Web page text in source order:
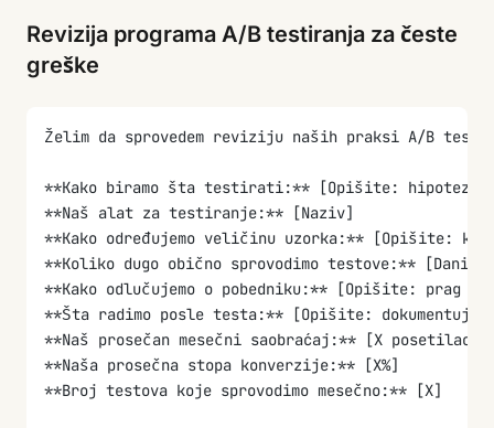
- Povratni korisnici: Kontrola [X%], Varijanta [X%]
Pripremi izveštaj sa sledećim odeljcima:
3. **Analiza po segmentima** (da li se svi
5. **Preporuka** (primeniti, iterirati ili odbaciti
6. **Predlog sledećeg testa** (šta testirati dalje
Revizija programa A/B testiranja za česte
greške
Želim da sprovedem reviziju naših praksi A/B
**Kako biramo šta testirati:** [Opišite: hipoteze
**Naš alat za testiranje:** [Naziv]
**Kako određujemo veličinu uzorka:** [Opišite:
**Koliko dugo obično sprovodimo testove:** [Dani/
**Kako odlučujemo o pobedniku:** [Opišite: prag
**Šta radimo posle testa:** [Opišite:
**Naš prosečan mesečni saobraćaj:** [X posetilaca]
**Naša prosečna stopa konverzije:** [X%]
**Broj testova koje sprovodimo mesečno:** [X]